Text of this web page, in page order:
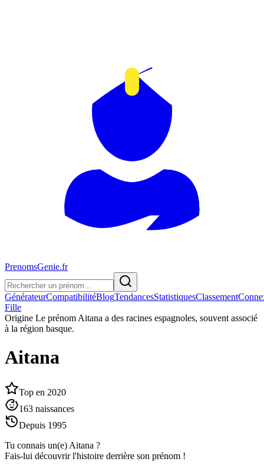
PrenomsGenie.fr
GénérateurCompatibilitéBlogTendancesStatistiquesClassement
Fille
Origine Le prénom Aitana a des racines espagnoles, souvent associé
à la région basque.
Aitana
Top en 2020
163 naissances
Depuis 1995
Tu connais un(e) Aitana ?
Fais-lui découvrir l'histoire derrière son prénom !